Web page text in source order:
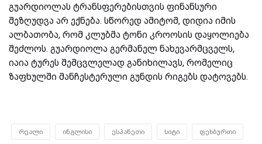
გუარდიოლას ტრანსფერებისთვის ფინანსური
შეზღუდვა არ ექნება. სწორედ ამიტომ, დიდია იმის
ალბათობა, რომ კლუბმა ტონი კროოსის დაყოლიება
შეძლოს. გუარდიოლა გერმანელ ნახევარმცველს,
იაია ტურეს შემცვლელად განიხილავს, რომელიც
ზაფხულში მანჩესტერული გუნდის რიგებს დატოვებს.
რეალი ინგლისი ესპანეთი სიტი ფეხბურთი